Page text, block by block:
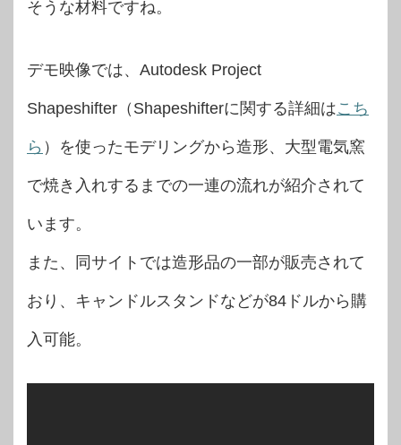
そうな材料ですね。
デモ映像では、Autodesk Project
Shapeshifter（Shapeshifterに関する詳細はこち
ら ）を使ったモデリングから造形、大型電気窯
で焼き入れするまでの一連の流れが紹介されて
います。
また、同サイトでは造形品の一部が販売されて
おり、キャンドルスタンドなどが84ドルから購
入可能。